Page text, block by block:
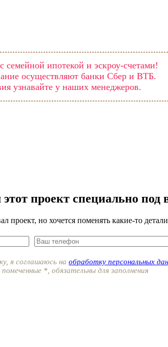
семейной ипотекой и эскроу-счетами!
осуществляют банки Сбер и ВТБ.
узнавайте у наших менеджеров.
проект специально
проект, но хочется поменять какие-то
я соглашаюсь на обработку персональных
*, обязательны для заполнения